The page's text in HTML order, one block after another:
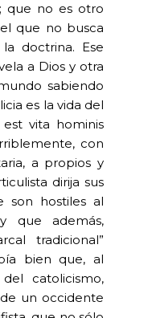
que no es otro
que no busca
doctrina. Ese
a Dios y otra
sabiendo
es la vida del
vita hominis
con
a propios y
dirija sus
son hostiles al
que además,
tradicional”
bien que, al
catolicismo,
un occidente